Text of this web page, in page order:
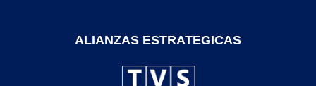
ALIANZAS ESTRATEGICAS